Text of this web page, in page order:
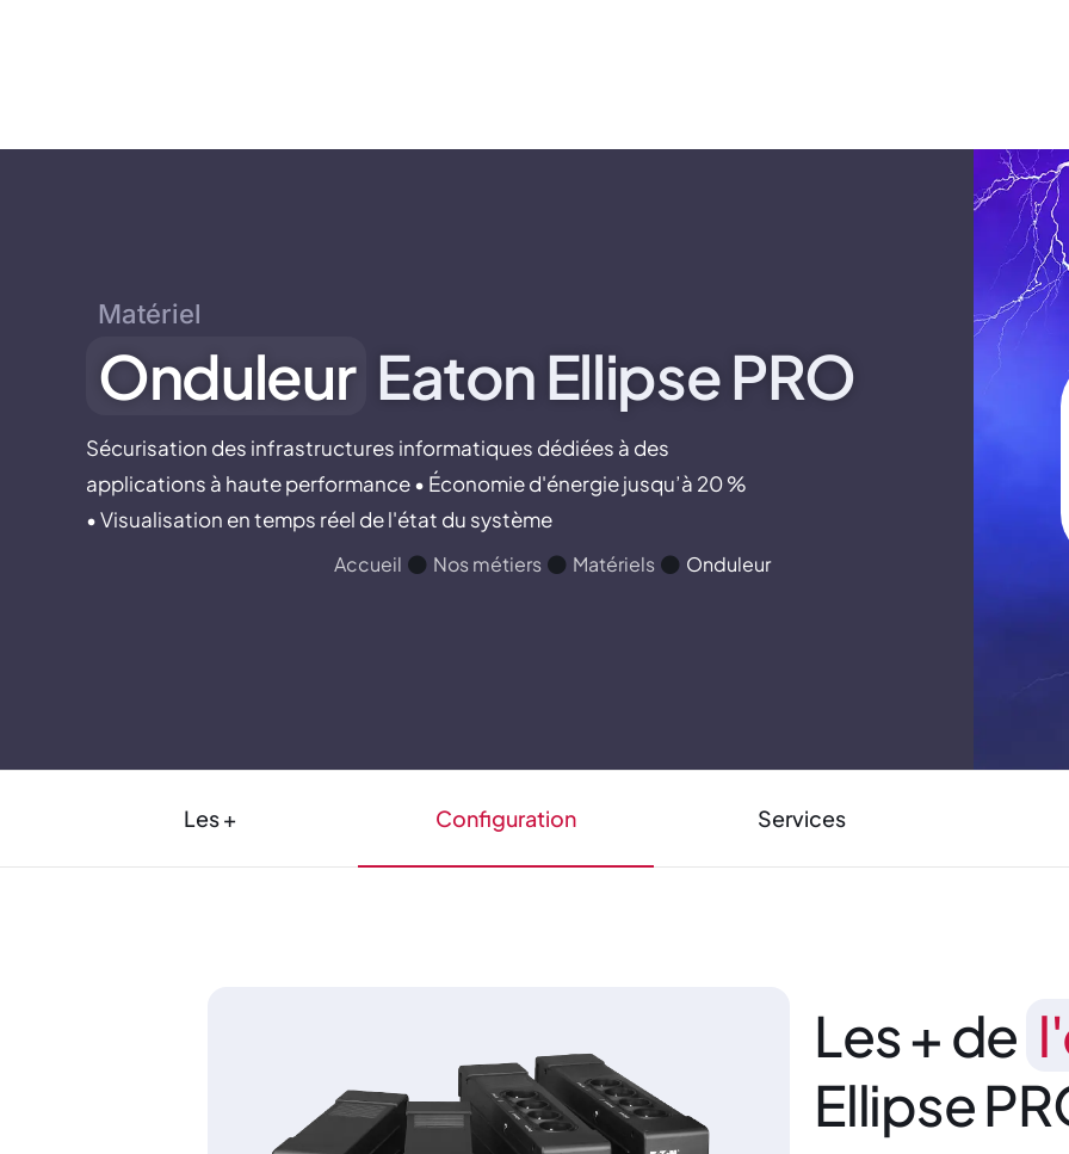
Matériel
Onduleur Eaton Ellipse PRO
Sécurisation des infrastructures informatiques dédiées à des
applications à haute performance • Économie d'énergie jusqu’à 20 %
• Visualisation en temps réel de l'état du système
Accueil Nos métiers Matériels Onduleur
Les + Configuration Services
Les + de
Ellipse